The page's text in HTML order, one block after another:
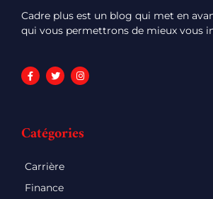
Cadre plus est un blog qui met en
qui vous permettrons de mieux vous
Catégories
Carrière
Finance